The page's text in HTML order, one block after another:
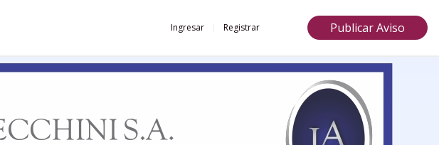
Ingresar Registrar Publicar Aviso